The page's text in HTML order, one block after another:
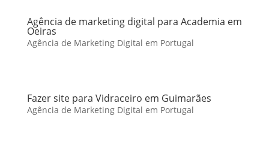
Agência de marketing digital para Academia em
Oeiras
Agência de Marketing Digital em Portugal
Fazer site para Vidraceiro em Guimarães
Agência de Marketing Digital em Portugal